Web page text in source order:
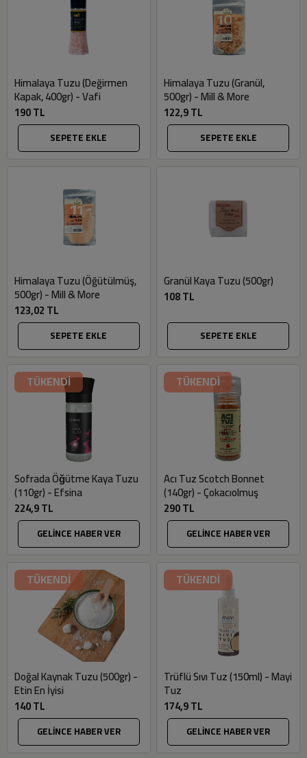
Himalaya Tuzu (Değirmen
Kapak, 400gr) - Vafi
190 TL
SEPETE EKLE
Himalaya Tuzu (Granül,
500gr) - Mill & More
122,9 TL
SEPETE EKLE
Himalaya Tuzu (Öğütülmüş,
500gr) - Mill & More
123,02 TL
SEPETE EKLE
Granül Kaya Tuzu (500gr)
108 TL
SEPETE EKLE
TÜKENDİ
Sofrada Öğütme Kaya Tuzu
(110gr) - Efsina
224,9 TL
GELİNCE HABER VER
TÜKENDİ
Acı Tuz Scotch Bonnet
(140gr) - Çokacıolmuş
290 TL
GELİNCE HABER VER
TÜKENDİ
Doğal Kaynak Tuzu (500gr) -
Etin En İyisi
140 TL
GELİNCE HABER VER
TÜKENDİ
Trüflü Sıvı Tuz (150ml) - Mayi
Tuz
174,9 TL
GELİNCE HABER VER